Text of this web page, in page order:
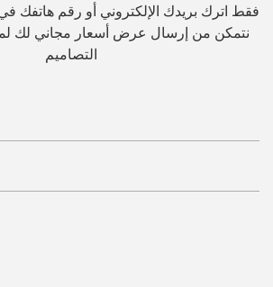
فقط اترك بريدك الإلكتروني أو رقم هاتفك
نتمكن من إرسال عرض أسعار مجاني لك
التصاميم